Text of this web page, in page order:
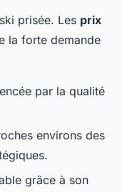
prisée. Les prix
la forte demande
par la qualité
environs des
grâce à son